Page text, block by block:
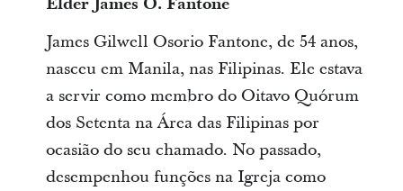
James Gilwell Osorio Fantone, de 54 anos,
nasceu em Manila, nas Filipinas. Ele estava
a servir como membro do Oitavo Quórum
dos Setenta na Área das Filipinas por
ocasião do seu chamado. No passado,
desempenhou funções na Igreja como